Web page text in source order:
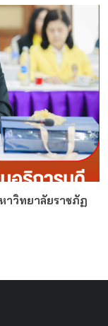
าวิทยาลัยราชภัฏ